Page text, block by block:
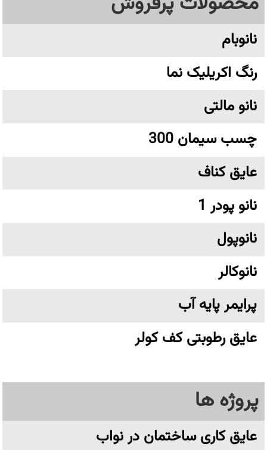
نانوبام
رنگ اکریلیک نما
نانو مالتی
چسب سیمان 300
عایق کناف
نانو پودر 1
نانوپول
نانوکالر
پرایمر پایه آب
عایق رطوبتی کف کولر
پروژه ها
عایق کاری ساختمان در نواب